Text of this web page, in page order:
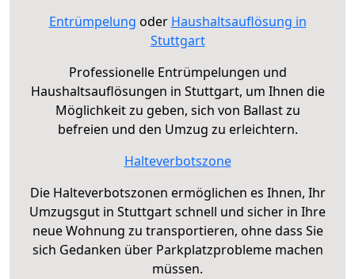
Entrümpelung oder Haushaltsauflösung in
Stuttgart
Professionelle Entrümpelungen und
Haushaltsauflösungen in Stuttgart, um Ihnen die
Möglichkeit zu geben, sich von Ballast zu
befreien und den Umzug zu erleichtern.
Halteverbotszone
Die Halteverbotszonen ermöglichen es Ihnen, Ihr
Umzugsgut in Stuttgart schnell und sicher in Ihre
neue Wohnung zu transportieren, ohne dass Sie
sich Gedanken über Parkplatzprobleme machen
müssen.